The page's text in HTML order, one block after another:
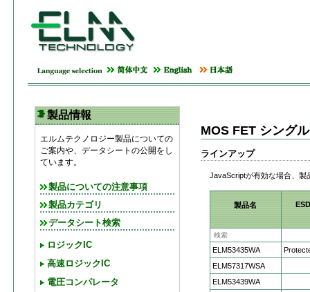
製品情報
エルムテクノロジー製品についての
ご案内や、データシートの公開をし
ています。
製品についての注意事項
製品カテゴリ
データシート検索
ロジックIC
高速ロジックIC
電圧コンパレータ
MOS FET シング
ラインアップ
JavaScriptが有効な場合、製
製品名
ELM53435WA
ELM57317WSA
ELM53439WA